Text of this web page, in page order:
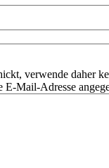
verwende daher
Mail-Adresse